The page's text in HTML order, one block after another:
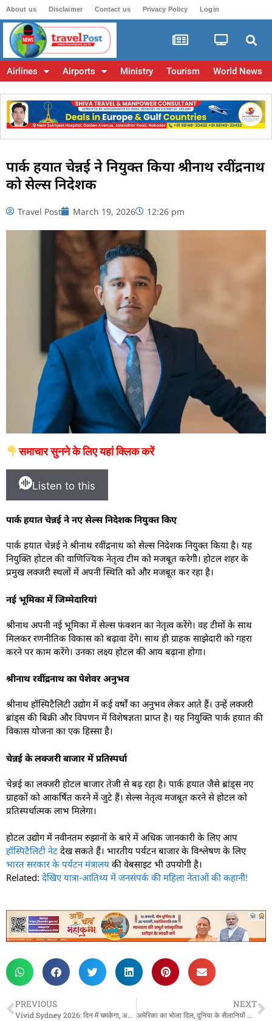
About us Disclaimer Contact us Privacy Policy Login
Airlines Airports Ministry Tourism World News
पार्क हयात चेन्नई ने नियुक्त किया श्रीनाथ रवींद्रनाथ
को सेल्स निदेशक
Travel Post March 19, 2026 12:26 pm
समाचार सुनने के लिए यहां क्लिक करें
Listen to this
पार्क हयात चेन्नई ने नए सेल्स निदेशक नियुक्त किए
पार्क हयात चेन्नई ने श्रीनाथ रवींद्रनाथ को सेल्स निदेशक नियुक्त किया है। यह
नियुक्ति होटल की वाणिज्यिक नेतृत्व टीम को मजबूत करेगी। होटल शहर के
प्रमुख लक्जरी स्थलों में अपनी स्थिति को और मजबूत कर रहा है।
नई भूमिका में जिम्मेदारियां
श्रीनाथ अपनी नई भूमिका में सेल्स फंक्शन का नेतृत्व करेंगे। वह टीमों के साथ
मिलकर रणनीतिक विकास को बढ़ावा देंगे। साथ ही ग्राहक साझेदारी को गहरा
करने पर काम करेंगे। उनका लक्ष्य होटल की आय बढ़ाना होगा।
श्रीनाथ रवींद्रनाथ का पेशेवर अनुभव
श्रीनाथ हॉस्पिटैलिटी उद्योग में कई वर्षों का अनुभव लेकर आते हैं। उन्हें लक्जरी
ब्रांड्स की बिक्री और विपणन में विशेषज्ञता प्राप्त है। यह नियुक्ति पार्क हयात की
विकास योजना का एक हिस्सा है।
चेन्नई के लक्जरी बाजार में प्रतिस्पर्धा
चेन्नई का लक्जरी होटल बाजार तेजी से बढ़ रहा है। पार्क हयात जैसे ब्रांड्स नए
ग्राहकों को आकर्षित करने में जुटे हैं। सेल्स नेतृत्व मजबूत करने से होटल को
प्रतिस्पर्धात्मक लाभ मिलेगा।
होटल उद्योग में नवीनतम रुझानों के बारे में अधिक जानकारी के लिए आप
हॉस्पिटैलिटी नेट देख सकते हैं। भारतीय पर्यटन बाजार के विश्लेषण के लिए
भारत सरकार के पर्यटन मंत्रालय की वेबसाइट भी उपयोगी है।
Related: देखिए यात्रा-आतिथ्य में जनसंपर्क की महिला नेताओं की कहानी!
PREVIOUS
Vivid Sydney 2026: दिन में चमकेगा, अनुभव होगा शानदार!
NEXT
अमेरिका का भोला दिल, दुनिया के सैलानियों के लिए तैयार